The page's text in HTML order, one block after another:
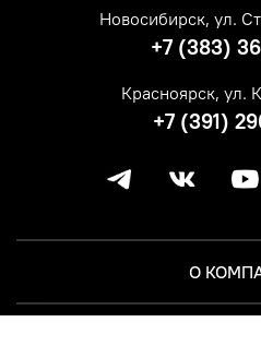
О
Новосибирск, ул.
+7 (383)
Красноярск, ул.
+7 (391)